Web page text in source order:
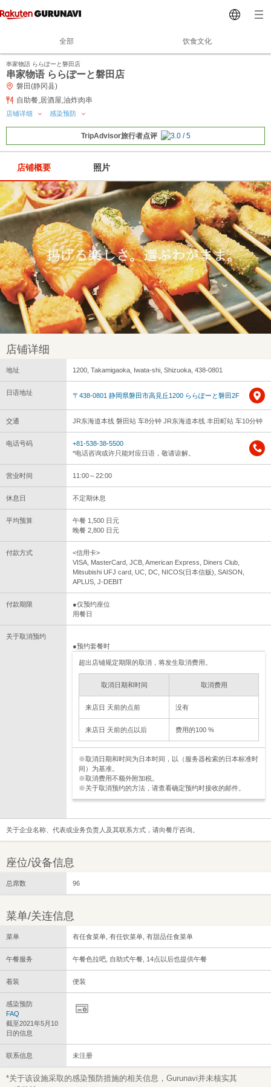
全部 饮食文化
串家物語 ららぽーと磐田店
串家物语 ららぽーと磐田店
磐田(静冈县)
自助餐,居酒屋,油炸肉串
店铺详细 感染预防
TripAdvisor旅行者点评
店铺概要 照片
店铺详细
地址 1200, Takamigaoka, Iwata-shi, Shizuoka, 438-0801
日语地址 〒438-0801 静岡県磐田市高見丘1200 ららぽーと磐田2F
交通 JR东海道本线 磐田站 车8分钟 JR东海道本线 丰田町站 车10分钟
电话号码
+81-538-38-5500
*电话咨询或许只能对应日语，敬请谅解。
营业时间 11:00～22:00
休息日 不定期休息
平均预算
午餐 1,500 日元
晚餐 2,800 日元
付款方式
<信用卡>
VISA, MasterCard, JCB, American Express, Diners Club,
Mitsubishi UFJ card, UC, DC, NICOS(日本信贩), SAISON,
APLUS, J-DEBIT
付款期限
●仅预约座位
用餐日
关于取消预约
●预约套餐时
超出店铺规定期限的取消，将发生取消费用。
取消日期和时间 取消费用
来店日 天前的点前 没有
来店日 天前的点以后 费用的100 %
※取消日期和时间为日本时间，以（服务器检索的日本标准时
间）为基准。
※取消费用不额外附加税。
※关于取消预约的方法，请查看确定预约时接收的邮件。
关于企业名称、代表或业务负责人及其联系方式，请向餐厅咨询。
座位/设备信息
总席数 96
菜单/关连信息
菜单 有任食菜单, 有任饮菜单, 有甜品任食菜单
午餐服务 午餐色拉吧, 自助式午餐, 14点以后也提供午餐
着装 便装
感染预防
FAQ
截至2021年5月10
日的信息
联系信息 未注册
*关于该设施采取的感染预防措施的相关信息，Gurunavi并未核实其